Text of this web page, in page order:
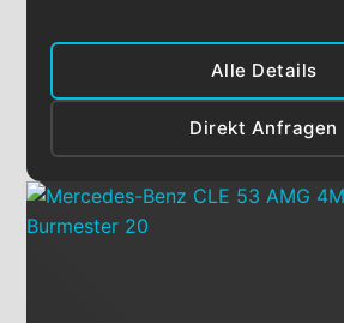
Alle Details
Direkt Anfragen